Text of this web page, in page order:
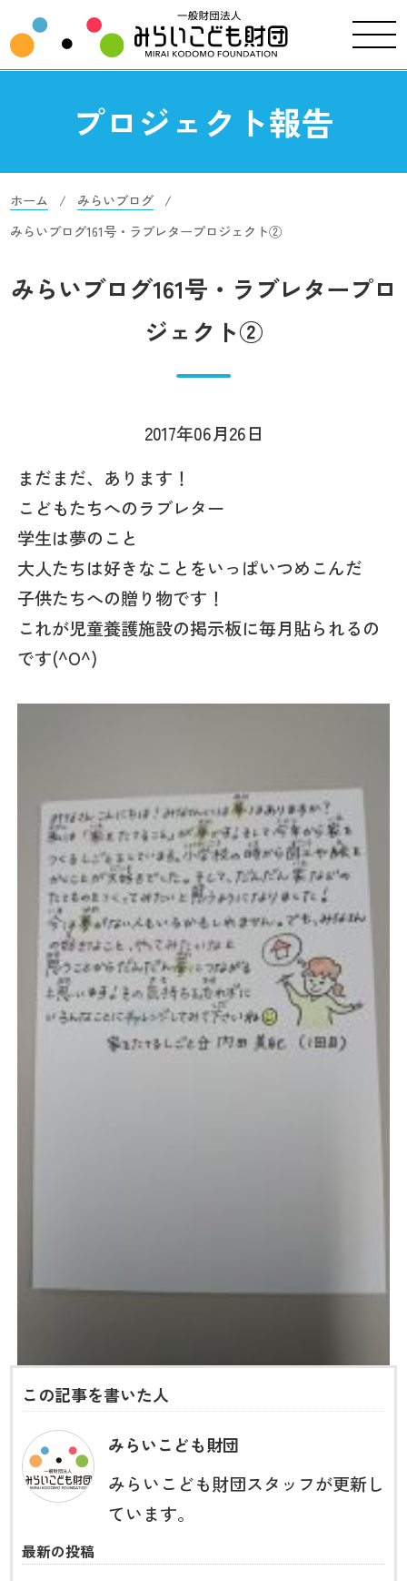
プロジェクト報告
ホーム
みらいブログ
みらいブログ161号・ラブレタープロジェクト②
みらいブログ161号・ラブレタープロ
ジェクト②
2017年06月26日
まだまだ、あります！
こどもたちへのラブレター
学生は夢のこと
大人たちは好きなことをいっぱいつめこんだ
子供たちへの贈り物です！
これが児童養護施設の掲示板に毎月貼られるの
です(^O^)
この記事を書いた人
みらいこども財団
みらいこども財団スタッフが更新し
ています。
最新の投稿